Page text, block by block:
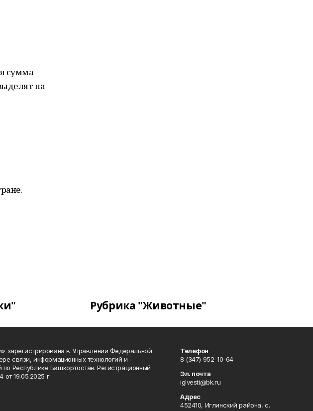
сумма
на
Рубрика "Животные"
зарегистрирована в Управлении Федеральной
связи, информационных технологий и
Республике Башкортостан. Регистрационный
19.05.2025 г.
Телефон
8 (347) 952-10-64
Эл. почта
iglvesti@bk.ru
Адрес
452410, Иглинский района, с.